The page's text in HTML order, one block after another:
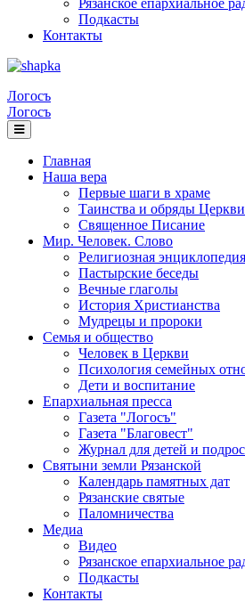
Рязанское епархиальное
Подкасты
Контакты
Логосъ
Логосъ
Главная
Наша вера
Первые шаги в храме
Таинства и обряды Церкви
Священное Писание
Мир. Человек. Слово
Религиозная энциклопедия
Пастырские беседы
Вечные глаголы
История Христианства
Мудрецы и пророки
Семья и общество
Человек в Церкви
Психология семейных
Дети и воспитание
Епархиальная пресса
Газета "Логосъ"
Газета "Благовест"
Журнал для детей и
Святыни земли Рязанской
Календарь памятных дат
Рязанские святые
Паломничества
Медиа
Видео
Рязанское епархиальное
Подкасты
Контакты